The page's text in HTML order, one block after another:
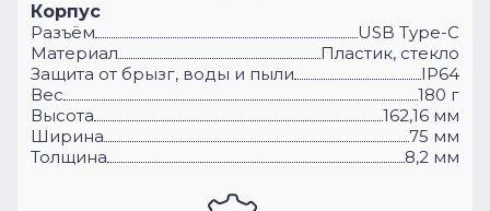
Корпус
Разъём
USB Type-C
Материал
Пластик, стекло
Защита от брызг, воды и пыли
IP64
Вес
180 г
Высота
162,16 мм
Ширина
75 мм
Толщина
8,2 мм